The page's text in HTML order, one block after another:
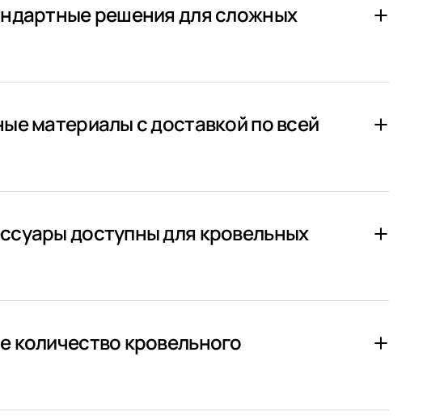
решения для сложных
материалы с доставкой по всей
доступны для кровельных
количество кровельного